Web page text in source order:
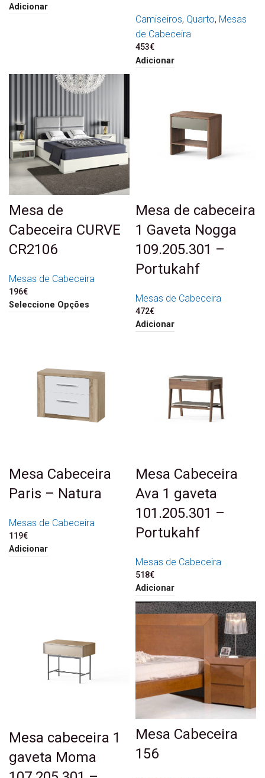
Adicionar
Camiseiros, Quarto, Mesas
de Cabeceira
453€
Adicionar
Mesa de
Cabeceira CURVE
CR2106
Mesas de Cabeceira
196€
Seleccione Opções
Mesa de cabeceira
1 Gaveta Nogga
109.205.301 –
Portukahf
Mesas de Cabeceira
472€
Adicionar
Mesa Cabeceira
Paris – Natura
Mesas de Cabeceira
119€
Adicionar
Mesa Cabeceira
Ava 1 gaveta
101.205.301 –
Portukahf
Mesas de Cabeceira
518€
Adicionar
Mesa cabeceira 1
gaveta Moma
Mesa Cabeceira
156